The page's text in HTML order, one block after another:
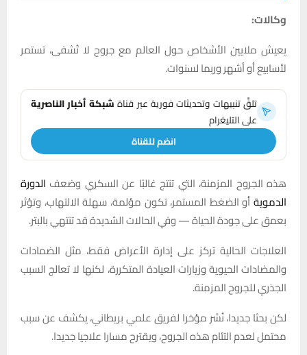
وكالات:
يعيش ملايين الأشخاص حول العالم مع جروح لا تُشفى، تستمر
لأسابيع أو أشهر وربما لسنوات.
تلقَّ تنبيهات وتحديثات فورية عبر قناةشبكة أخبار الناصرية
على التليغرام
انضم للقناة
هذه الجروح المزمنة، التي تنتج غالبًا عن السكري وضعف الدورة
الدمويةأو الضغط المستمر، تكون مؤلمة، سهلة الالتهاب، وتؤثر
بعمق على جودة الحياة — وفي الحالات الشديدة قد تنتهي بالبتر.
العلاجات الحالية تركز على إدارة الأعراض فقط، مثل الضمادات
والمضادات الحيوية وزيارات العيادة المتكررة، لكنها لا تعالج السبب
الجذري للجروح المزمنة.
لكن بحثا جديدا، نُشر مؤخرا لفريق علمي بريطاني، يكشف عن سبب
محتمل لعدم التئام هذه الجروح، ويقترح مسارا علاجيا جديدا.